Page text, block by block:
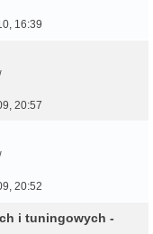
16:39
20:57
20:52
i tuningowych -